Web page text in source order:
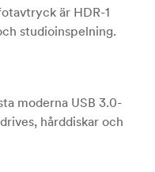
är HDR-1
studioinspelning.
moderna USB 3.0-
hårddiskar och